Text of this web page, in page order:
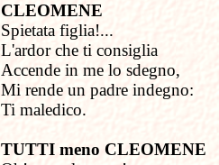
CLEOMENE
Spietata figlia!...
L'ardor che ti consiglia
Accende in me lo sdegno,
Mi rende un padre indegno:
Ti maledico.
TUTTI meno CLEOMENE